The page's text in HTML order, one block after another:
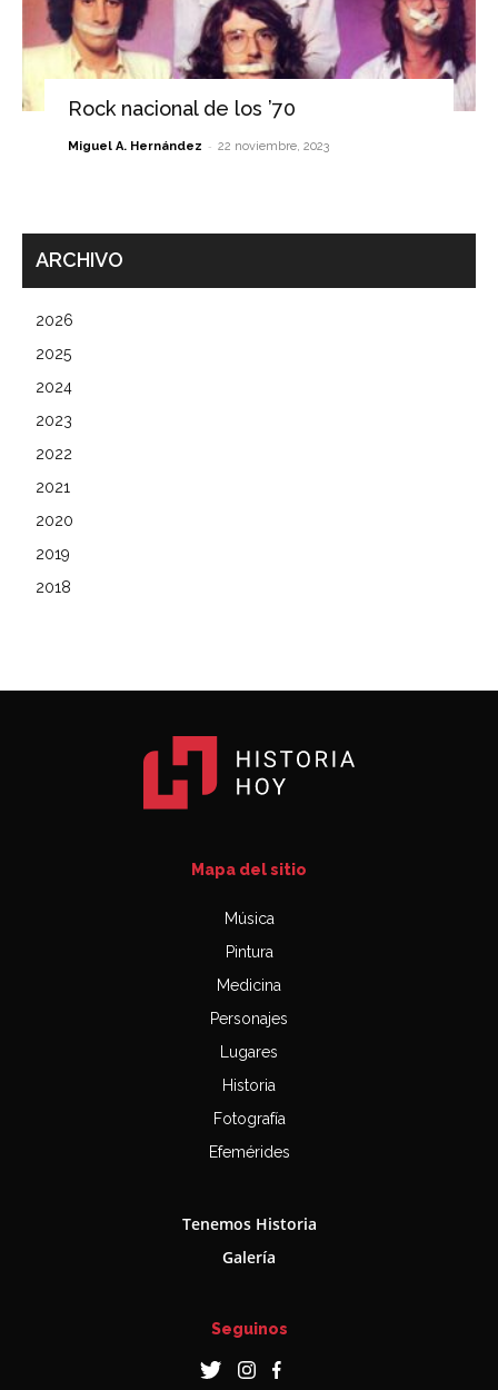
Rock nacional de los ’70
Miguel A. Hernández - 22 noviembre, 2023
ARCHIVO
2026
2025
2024
2023
2022
2021
2020
2019
2018
Mapa del sitio
Música
Pintura
Medicina
Personajes
Lugares
Historia
Fotografía
Efemérides
Tenemos Historia
Galería
Seguinos